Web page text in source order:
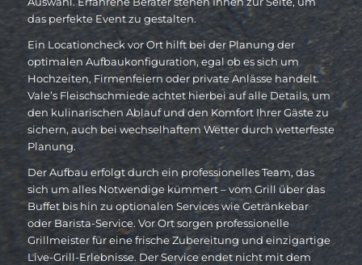
das perfekte Event zu gestalten.
Ein Locationcheck vor Ort hilft bei der Planung der
optimalen Aufbaukonfiguration, egal ob es sich um
Hochzeiten, Firmenfeiern oder private Anlässe handelt.
Vale’s Fleischschmiede achtet hierbei auf alle Details, um
den kulinarischen Ablauf und den Komfort Ihrer Gäste zu
sichern, auch bei wechselhaftem Wetter durch wetterfeste
Planung.
Der Aufbau erfolgt durch ein professionelles Team, das
sich um alles Notwendige kümmert – vom Grill über das
Buffet bis hin zu optionalen Services wie Getränkebar
oder Barista-Service. Vor Ort sorgen professionelle
Grillmeister für eine frische Zubereitung und einzigartige
Live-Grill-Erlebnisse. Der Service endet nicht mit dem